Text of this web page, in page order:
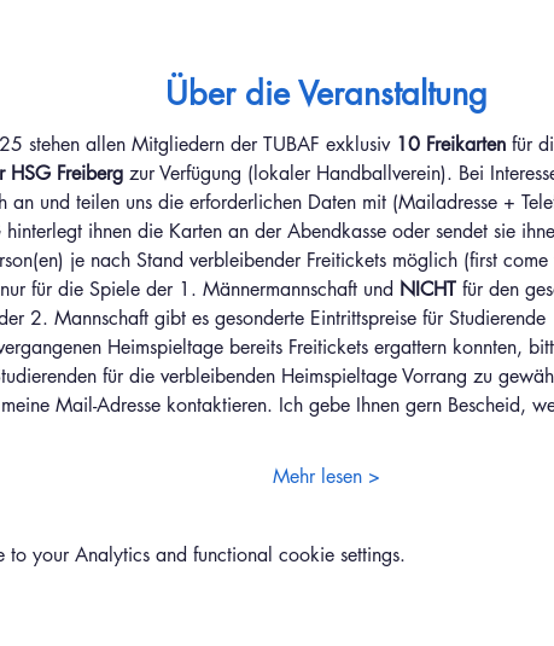
Über die Veranstaltung
stehen allen Mitgliedern der TUBAF exklusiv 10 Freikarten für
HSG Freiberg zur Verfügung (lokaler Handballverein). Bei
an und teilen uns die erforderlichen Daten mit (Mailadresse +
hinterlegt ihnen die Karten an der Abendkasse oder sendet sie
je nach Stand verbleibender Freitickets möglich (first come
für die Spiele der 1. Männermannschaft und NICHT für den
2. Mannschaft gibt es gesonderte Eintrittspreise für Studierende
Heimspieltage bereits Freitickets ergattern konnten,
für die verbleibenden Heimspieltage Vorrang zu
Mail-Adresse kontaktieren. Ich gebe Ihnen gern Bescheid,
Mehr lesen >
your Analytics and functional cookie settings.